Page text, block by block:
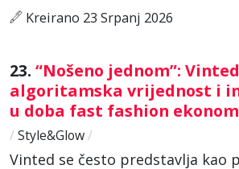
Kreirano 23 Srpanj 2026
23. “Nošeno jednom”:
algoritamska vrijednost i
u doba fast fashion
/ Style&Glow/
Vinted se često predstavlja kao